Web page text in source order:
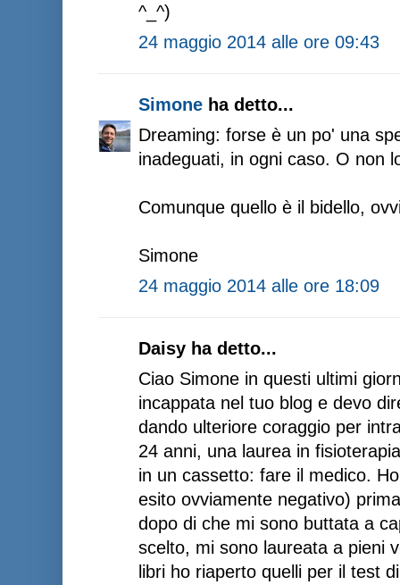
^_^)
24 maggio 2014 alle ore 09:43
Simone ha detto...
Dreaming: forse è un po' una
inadeguati, in ogni caso. O non
Comunque quello è il bidello,
Simone
24 maggio 2014 alle ore 18:09
Daisy ha detto...
Ciao Simone in questi ultimi
incappata nel tuo blog e devo
dando ulteriore coraggio per
24 anni, una laurea in
in un cassetto: fare il medico.
esito ovviamente negativo)
dopo di che mi sono buttata a
scelto, mi sono laureata a pieni
libri ho riaperto quelli per il test